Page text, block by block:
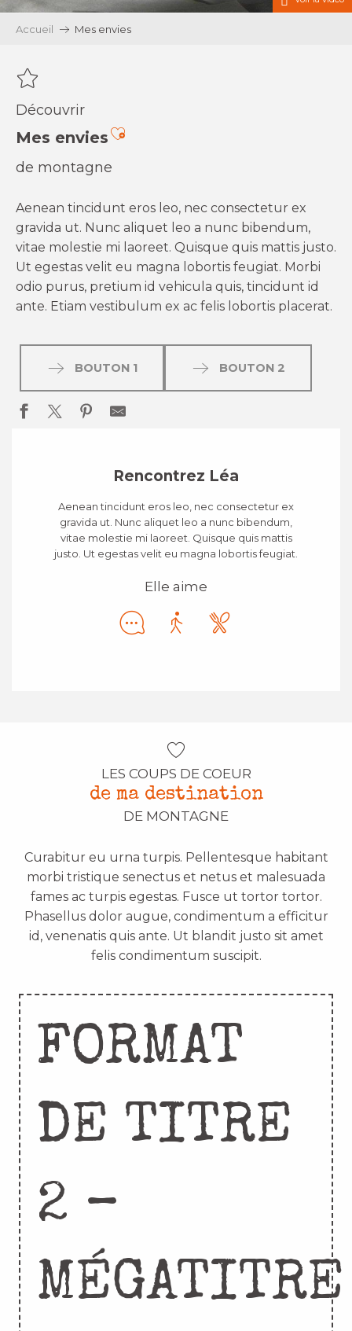
Accueil Mes envies
Découvrir
Mes enviesAjouter aux favoris
de montagne
Aenean tincidunt eros leo, nec consectetur ex
gravida ut. Nunc aliquet leo a nunc bibendum,
vitae molestie mi laoreet. Quisque quis mattis justo.
Ut egestas velit eu magna lobortis feugiat. Morbi
odio purus, pretium id vehicula quis, tincidunt id
ante. Etiam vestibulum ex ac felis lobortis placerat.
BOUTON 1 BOUTON 2
Rencontrez Léa
Aenean tincidunt eros leo, nec consectetur ex
gravida ut. Nunc aliquet leo a nunc bibendum,
vitae molestie mi laoreet. Quisque quis mattis
justo. Ut egestas velit eu magna lobortis feugiat.
Elle aime
LES COUPS DE COEUR
de ma destination
DE MONTAGNE
Curabitur eu urna turpis. Pellentesque habitant
morbi tristique senectus et netus et malesuada
fames ac turpis egestas. Fusce ut tortor tortor.
Phasellus dolor augue, condimentum a efficitur
id, venenatis quis ante. Ut blandit justo sit amet
felis condimentum suscipit.
FORMAT
DE TITRE
2 –
MÉGATITRE